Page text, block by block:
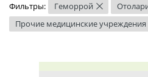
Фильтры: Геморрой ×
Прочие медицинские учреждения